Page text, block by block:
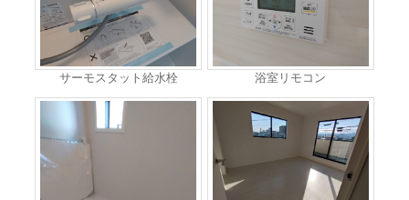
サーモスタット給水栓 浴室リモコン